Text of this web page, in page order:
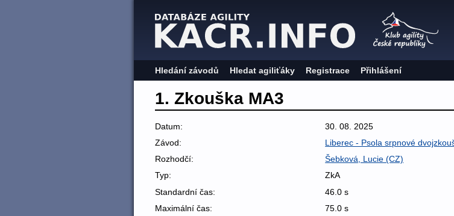
Hledání závodů Hledat agiliťáky Registrace Přihlášení
1. Zkouška MA3
Datum:
30. 08. 2025
Závod:
Liberec - Psola srpnové
Rozhodčí:
Šebková, Lucie (CZ)
Typ:
ZkA
Standardní čas:
46.0 s
Maximální čas:
75.0 s